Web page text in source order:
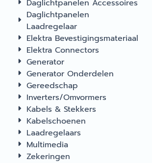
Daglichtpanelen Accessoires
Daglichtpanelen
Laadregelaar
Elektra Bevestigingsmateriaal
Elektra Connectors
Generator
Generator Onderdelen
Gereedschap
Inverters/Omvormers
Kabels & Stekkers
Kabelschoenen
Laadregelaars
Multimedia
Zekeringen